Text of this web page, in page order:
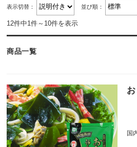
表示切替： 並び順：
12件中1件～10件を表示
商品一覧
国